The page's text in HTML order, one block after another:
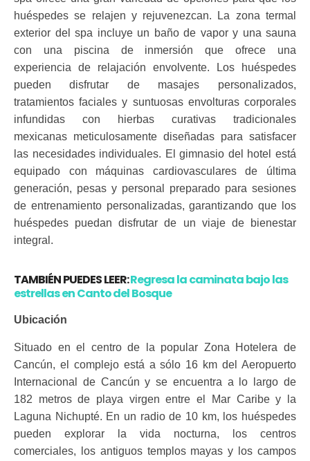
huéspedes se relajen y rejuvenezcan. La zona termal
exterior del spa incluye un baño de vapor y una sauna
con una piscina de inmersión que ofrece una
experiencia de relajación envolvente. Los huéspedes
pueden disfrutar de masajes personalizados,
tratamientos faciales y suntuosas envolturas corporales
infundidas con hierbas curativas tradicionales
mexicanas meticulosamente diseñadas para satisfacer
las necesidades individuales. El gimnasio del hotel está
equipado con máquinas cardiovasculares de última
generación, pesas y personal preparado para sesiones
de entrenamiento personalizadas, garantizando que los
huéspedes puedan disfrutar de un viaje de bienestar
integral.
TAMBIÉN PUEDES LEER:Regresa la caminata bajo las
estrellas en Canto del Bosque
Ubicación
Situado en el centro de la popular Zona Hotelera de
Cancún, el complejo está a sólo 16 km del Aeropuerto
Internacional de Cancún y se encuentra a lo largo de
182 metros de playa virgen entre el Mar Caribe y la
Laguna Nichupté. En un radio de 10 km, los huéspedes
pueden explorar la vida nocturna, los centros
comerciales, los antiguos templos mayas y los campos